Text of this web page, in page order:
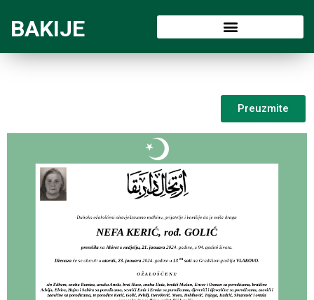
BAKIJE
Preuzmite